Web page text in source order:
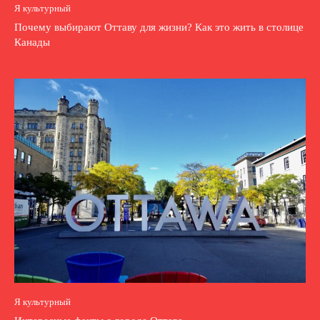
Я культурный
Почему выбирают Оттаву для жизни? Как это жить в столице
Канады
Я культурный